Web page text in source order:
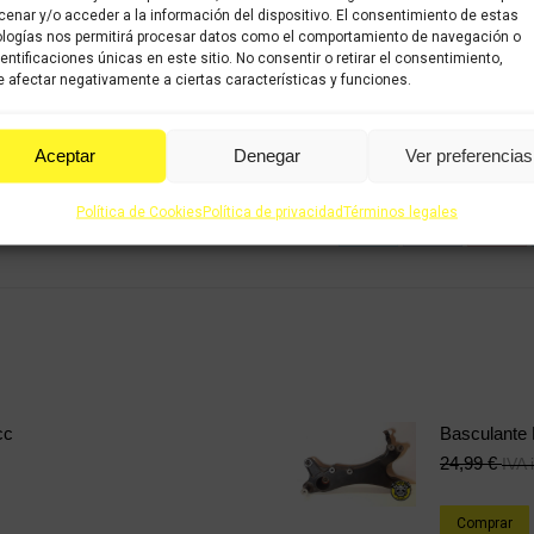
y/o acceder a la información del dispositivo. El consentimiento de estas
nos permitirá procesar datos como el comportamiento de navegación o
únicas en este sitio. No consentir o retirar el consentimiento,
afectar negativamente a ciertas características y funciones.
Aceptar Denegar Ver preferencias
Política de CookiesPolítica de privacidadTérminos legales
trasera
KYMCO
SUPERDINK
cantidad
Categorías: Recambios
Share
Share
Basculante
24,99€ IVA
Comprar